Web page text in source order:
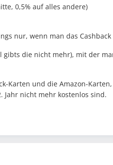
0,5% auf alles andere)
nur, wenn man das
gibts die nicht mehr), mit der
Karten und die Amazon-
Jahr nicht mehr kostenlos sind.